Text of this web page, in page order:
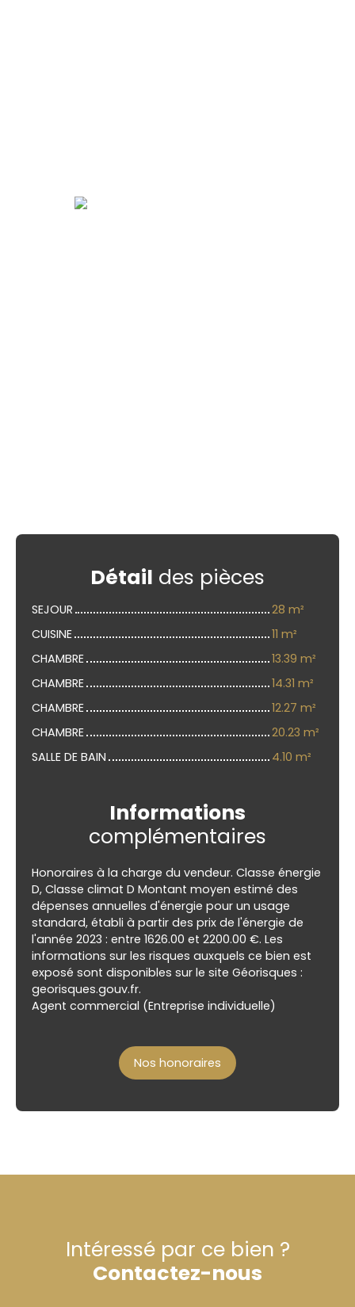
Détail des pièces
SEJOUR
28 m²
CUISINE
11 m²
CHAMBRE
13.39 m²
CHAMBRE
14.31 m²
CHAMBRE
12.27 m²
CHAMBRE
20.23 m²
SALLE DE BAIN
4.10 m²
Informations
complémentaires
Honoraires à la charge du vendeur. Classe énergie
D, Classe climat D Montant moyen estimé des
dépenses annuelles d'énergie pour un usage
standard, établi à partir des prix de l'énergie de
l'année 2023 : entre 1626.00 et 2200.00 €. Les
informations sur les risques auxquels ce bien est
exposé sont disponibles sur le site Géorisques :
georisques.gouv.fr.
Agent commercial (Entreprise individuelle)
Nos honoraires
Intéressé par ce bien ?
Contactez-nous